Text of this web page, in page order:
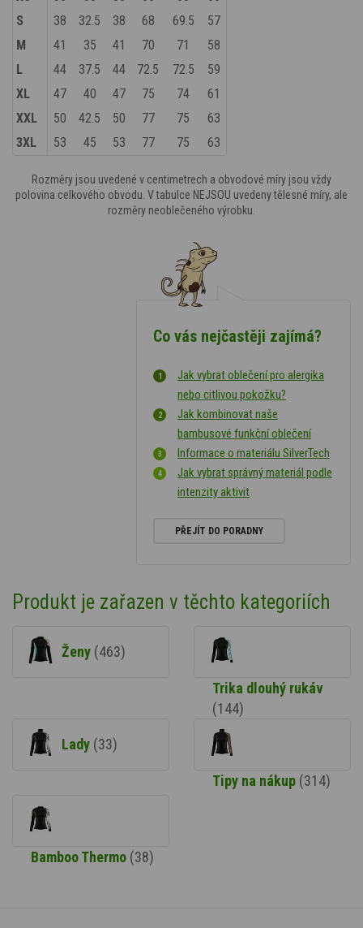
S
38 32.5 38 68 69.5
57
M
41 35 41 70 71
58
L
44 37.5 44 72.5 72.5
59
XL
47 40 47 75 74
61
XXL
50 42.5 50 77 75
63
3XL
53 45 53 77 75 63
Rozměry jsou uvedené v centimetrech a obvodové míry jsou vždy
polovina celkového obvodu. V tabulce NEJSOU uvedeny tělesné míry, ale
rozměry neoblečeného výrobku.
Co vás nejčastěji zajímá?
Jak vybrat oblečení pro alergika
nebo citlivou pokožku?
Jak kombinovat naše
bambusové funkční oblečení
Informace o materiálu SilverTech
Jak vybrat správný materiál podle
intenzity aktivit
PŘEJÍT DO PORADNY
Produkt je zařazen v těchto kategoriích
Ženy (463)
Trika dlouhý rukáv
(144)
Lady (33)
Tipy na nákup (314)
Bamboo Thermo (38)